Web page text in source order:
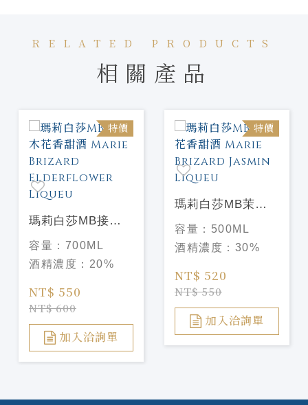
RELATED PRODUCTS
相關產品
特價
瑪莉白莎MB接骨
木花香甜酒 Marie
Brizard
Elderflower
Liqueu
容量： 700ML
酒精濃度： 20%
NT$ 550
NT$ 600
加入洽詢單
特價
瑪莉白莎MB茉莉
花香甜酒 Marie
Brizard Jasmin
Liqueu
容量： 500ML
酒精濃度： 30%
NT$ 520
NT$ 550
加入洽詢單